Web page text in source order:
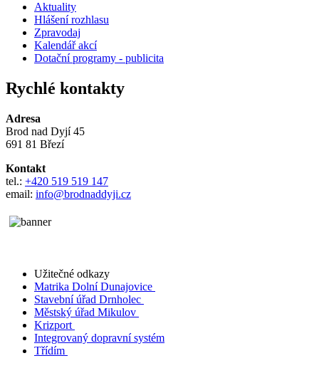
Aktuality
Hlášení rozhlasu
Zpravodaj
Kalendář akcí
Dotační programy - publicita
Rychlé kontakty
Adresa
Brod nad Dyjí 45
691 81 Březí
Kontakt
tel.: +420 519 519 147
email: info@brodnaddyji.cz
Užitečné odkazy
Matrika Dolní Dunajovice
Stavební úřad Drnholec
Městský úřad Mikulov
Krizport
Integrovaný dopravní systém
Třídím